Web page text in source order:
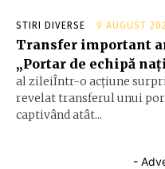
STIRI DIVERSE 9 AUGUST
Transfer important
„Portar de echipă
al zileiÎntr-o acțiune
revelat transferul unui
captivând atât...
-